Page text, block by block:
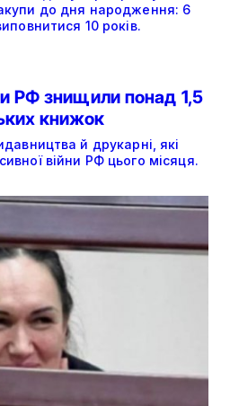
до дня народження: 6
10 років.
РФ знищили понад 1,5
книжок
й друкарні, які
війни РФ цього місяця.